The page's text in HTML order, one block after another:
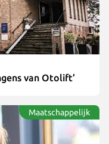
van Otolift’
Maatschappelijk